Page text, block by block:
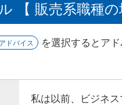
【 販売系職種の
アドバイス を選択するとア
私は以前、ビジネ